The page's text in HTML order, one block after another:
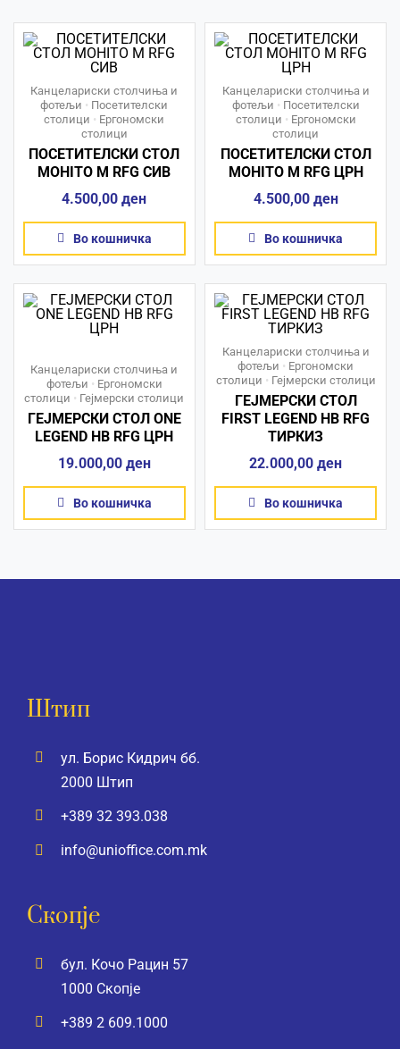
Канцелариски столчиња и
фотељи • Посетителски
столици • Ергономски
столици
ПОСЕТИТЕЛСКИ СТОЛ
MOHITO М RFG СИВ
4.500,00ден
Во кошничка
Канцелариски столчиња и
фотељи • Посетителски
столици • Ергономски
столици
ПОСЕТИТЕЛСКИ СТОЛ
MOHITO М RFG ЦРН
4.500,00 ден
Во кошничка
Канцелариски столчиња и
фотељи • Ергономски
столици • Гејмерски столици
ГЕЈМЕРСКИ СТОЛ ONE
LEGEND HB RFG ЦРН
19.000,00 ден
Во кошничка
Канцелариски столчиња и
фотељи • Ергономски
столици • Гејмерски столици
ГЕЈМЕРСКИ СТОЛ
FIRST LEGEND HB RFG
ТИРКИЗ
22.000,00 ден
Во кошничка
Штип
ул. Борис Кидрич бб.
2000 Штип
+389 32 393.038
info@unioffice.com.mk
Скопје
бул. Кочо Рацин 57
1000 Скопје
+389 2 609.1000